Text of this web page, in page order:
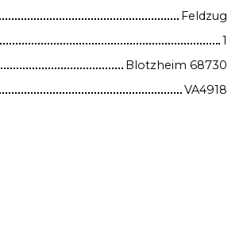
Feldzug
1
Blotzheim 68730
VA4918